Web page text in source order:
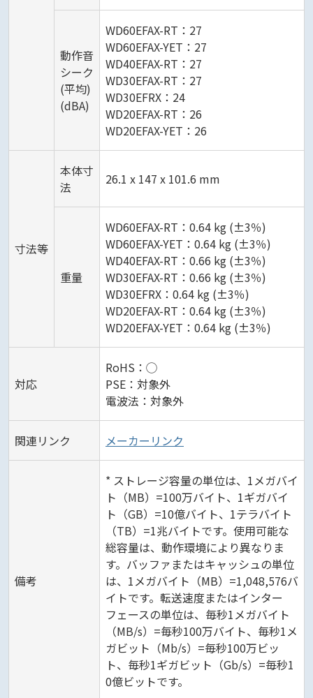
動作音
シーク
(平均)
(dBA)
WD60EFAX-RT：27
WD60EFAX-YET：27
WD40EFAX-RT：27
WD30EFAX-RT：27
WD30EFRX：24
WD20EFAX-RT：26
WD20EFAX-YET：26
寸法等
本体寸
法
26.1 x 147 x 101.6 mm
重量
WD60EFAX-RT：0.64 kg (±3％)
WD60EFAX-YET：0.64 kg (±3％)
WD40EFAX-RT：0.66 kg (±3％)
WD30EFAX-RT：0.66 kg (±3％)
WD30EFRX：0.64 kg (±3％)
WD20EFAX-RT：0.64 kg (±3％)
WD20EFAX-YET：0.64 kg (±3％)
対応
RoHS：◯
PSE：対象外
電波法：対象外
関連リンク メーカーリンク
備考
* ストレージ容量の単位は、1メガバイ
ト（MB）=100万バイト、1ギガバイ
ト（GB）=10億バイト、1テラバイト
（TB）=1兆バイトです。使用可能な
総容量は、動作環境により異なりま
す。バッファまたはキャッシュの単位
は、1メガバイト（MB）=1,048,576バ
イトです。転送速度またはインター
フェースの単位は、毎秒1メガバイト
（MB/s）=毎秒100万バイト、毎秒1メ
ガビット（Mb/s）=毎秒100万ビッ
ト、毎秒1ギガビット（Gb/s）=毎秒1
0億ビットです。